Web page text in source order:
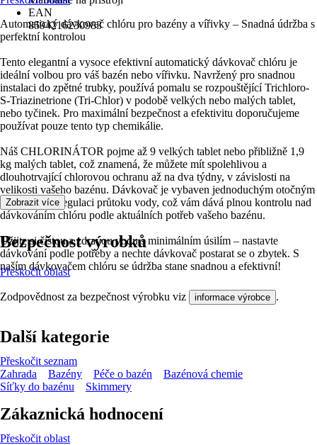
EAN
8594216230983
Automatický dávkovač chlóru pro bazény a vířivky – Snadná údržba s
perfektní kontrolou
Tento elegantní a vysoce efektivní automatický dávkovač chlóru je
ideální volbou pro váš bazén nebo vířivku. Navržený pro snadnou
instalaci do zpětné trubky, používá pomalu se rozpouštějící Trichloro-
S-Triazinetrione (Tri-Chlor) v podobě velkých nebo malých tablet,
nebo tyčinek. Pro maximální bezpečnost a efektivitu doporučujeme
používat pouze tento typ chemikálie.
Náš CHLORINÁTOR pojme až 9 velkých tablet nebo přibližně 1,9
kg malých tablet, což znamená, že můžete mít spolehlivou a
dlouhotrvající chlorovou ochranu až na dva týdny, v závislosti na
velikosti vašeho bazénu. Dávkovač je vybaven jednoduchým otočným
ventilem pro regulaci průtoku vody, což vám dává plnou kontrolu nad
dávkováním chlóru podle aktuálních potřeb vašeho bazénu.
Užijte si čistou a zdravou vodu s minimálním úsilím – nastavte
dávkování podle potřeby a nechte dávkovač postarat se o zbytek. S
naším dávkovačem chlóru se údržba stane snadnou a efektivní!
Zobrazit více
Bezpečnost výrobků
Přeskočit oblast
Zodpovědnost za bezpečnost výrobku viz informace výrobce .
Další kategorie
Přeskočit seznam
Zahrada
Bazény Péče o bazén
Bazénová chemie
Síťky do bazénu
Skimmery
Zákaznická hodnocení
Přeskočit oblast